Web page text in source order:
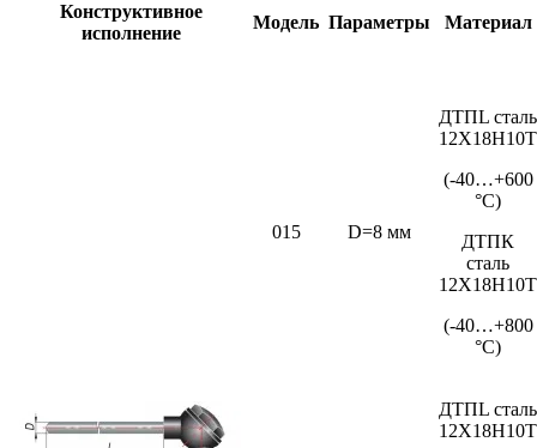
Конструктивное
исполнение
Модель Параметры Материал
015 D=8 мм
ДТПL сталь
12Х18Н10Т
(-40…+600
°С)
ДТПК
сталь
12Х18Н10Т
(-40…+800
°С)
ДТПL сталь
12Х18Н10Т